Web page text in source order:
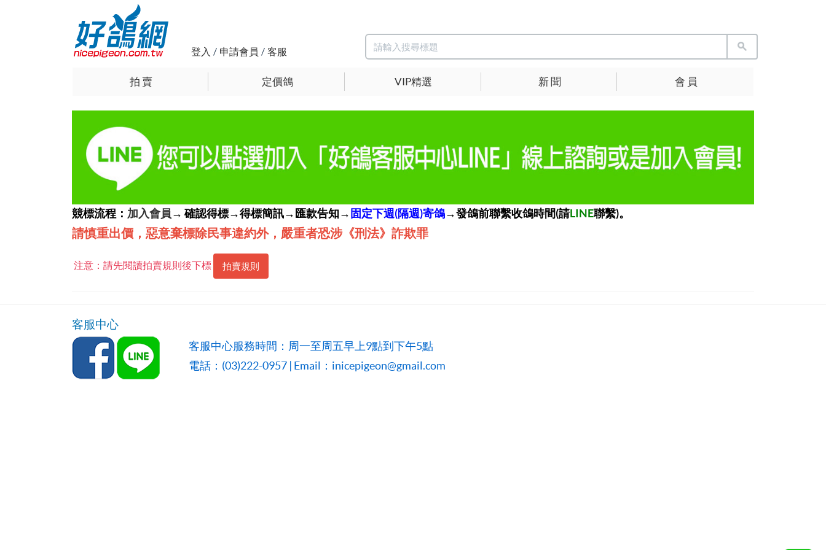
登入 / 申請會員 / 客服
拍 賣 定價鴿 VIP精選 新 聞 會 員
競標流程： 加入會員→ 確認得標→得標簡訊→匯款告知→固定下週(隔週)寄鴿→發鴿前聯繫收鴿時間(請LINE聯繫)。
請慎重出價，惡意棄標除民事違約外，嚴重者恐涉《刑法》詐欺罪
注意：請先閱讀拍賣規則後下標 拍賣規則
客服中心
客服中心服務時間：周一至周五早上9點到下午5點
電話：(03)222-0957 | Email：inicepigeon@gmail.com